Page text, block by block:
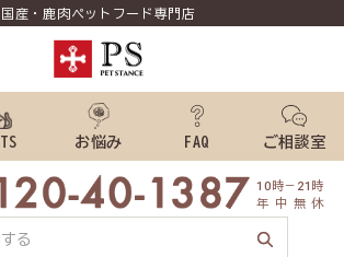
国産・鹿肉ペットフード専門店
お悩み FAQ ご相談室
す
す
10時－ 21 時
年
中 無 休